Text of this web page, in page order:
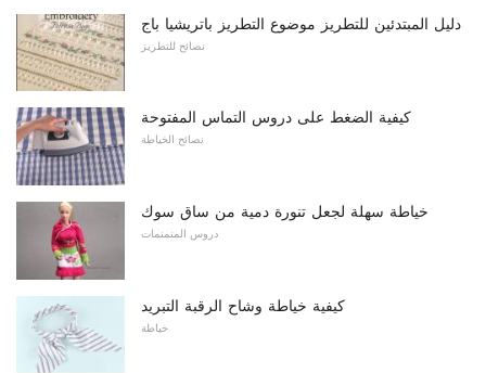
دليل المبتدئين للتطريز موضوع التطريز باتريشيا باج
نصائح للتطريز
كيفية الضغط على دروس التماس المفتوحة
نصائح الخياطة
خياطة سهلة لجعل تنورة دمية من ساق سوك
دروس المنمنمات
كيفية خياطة وشاح الرقبة التبريد
خياطة